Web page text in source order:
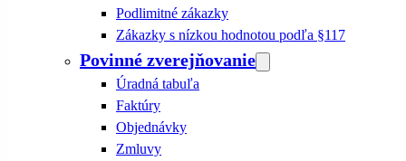
Podlimitné zákazky
Zákazky s nízkou hodnotou podľa §117
Povinné zverejňovanie
Úradná tabuľa
Faktúry
Objednávky
Zmluvy